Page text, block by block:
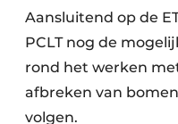
Aansluitend op de
PCLT nog de
rond het werken
afbreken van
volgen.